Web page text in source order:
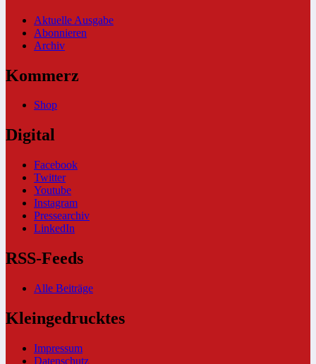
Aktuelle Ausgabe
Abonnieren
Archiv
Kommerz
Shop
Digital
Facebook
Twitter
Youtube
Instagram
Pressearchiv
LinkedIn
RSS-Feeds
Alle Beiträge
Kleingedrucktes
Impressum
Datenschutz